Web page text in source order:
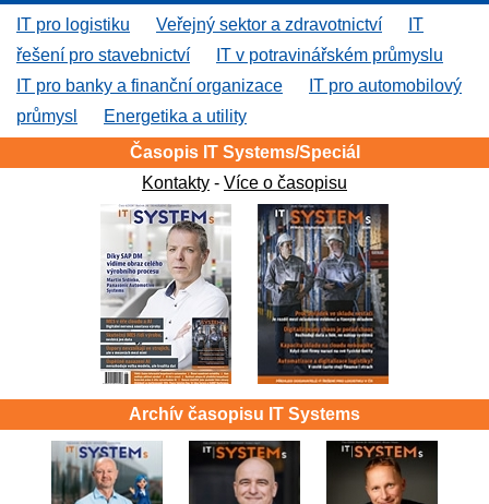
IT pro logistiku
Veřejný sektor a zdravotnictví
IT
řešení pro stavebnictví
IT v potravinářském průmyslu
IT pro banky a finanční organizace
IT pro automobilový
průmysl
Energetika a utility
Časopis IT Systems/Speciál
Kontakty - Více o časopisu
Archív časopisu IT Systems